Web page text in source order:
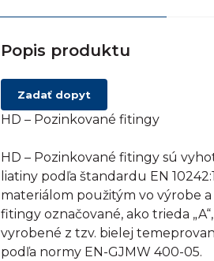
Popis produktu
Zadať dopyt
HD – Pozinkované fitingy
HD – Pozinkované fitingy sú
liatiny podľa štandardu EN
materiálom použitým vo výrobe
fitingy označované, ako trieda
vyrobené z tzv. bielej
podľa normy EN-GJMW 400-05.